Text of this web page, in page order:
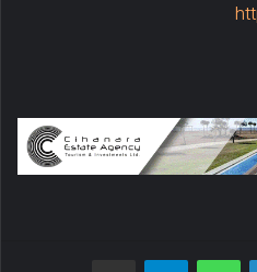
لینکدین واتس اپ تلگرام